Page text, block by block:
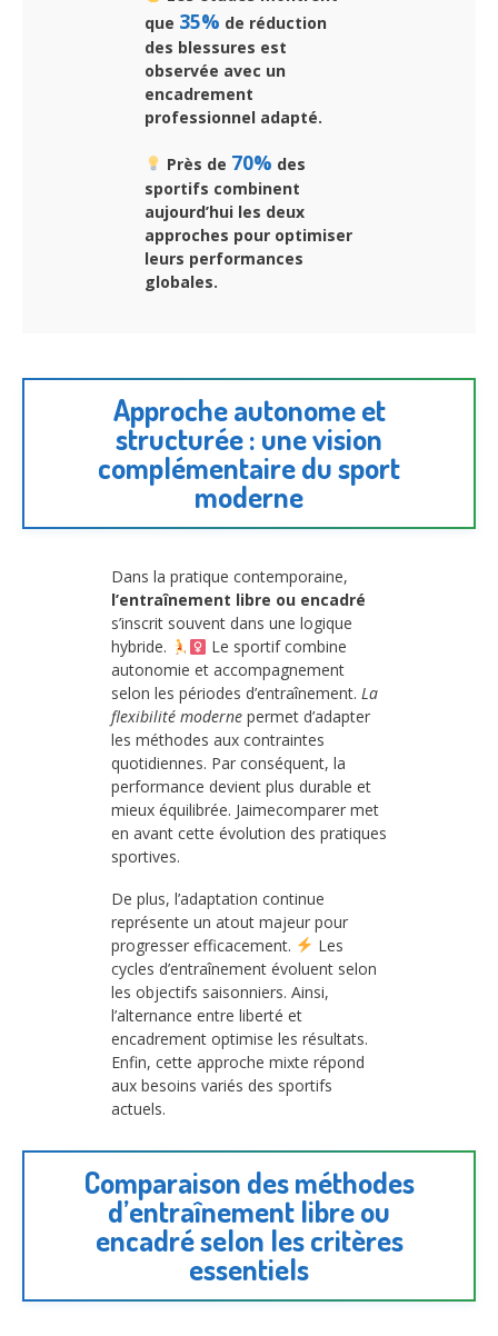
que 35% de réduction
des blessures est
observée avec un
encadrement
professionnel adapté.
Près de 70% des
sportifs combinent
aujourd’hui les deux
approches pour optimiser
leurs performances
globales.
Approche autonome et
structurée : une vision
complémentaire du sport
moderne
Dans la pratique contemporaine,
l’entraînement libre ou encadré
s’inscrit souvent dans une logique
hybride.
Le sportif combine
autonomie et accompagnement
selon les périodes d’entraînement. La
flexibilité moderne permet d’adapter
les méthodes aux contraintes
quotidiennes. Par conséquent, la
performance devient plus durable et
mieux équilibrée. Jaimecomparer met
en avant cette évolution des pratiques
sportives.
De plus, l’adaptation continue
représente un atout majeur pour
progresser efficacement.
Les
cycles d’entraînement évoluent selon
les objectifs saisonniers. Ainsi,
l’alternance entre liberté et
encadrement optimise les résultats.
Enfin, cette approche mixte répond
aux besoins variés des sportifs
actuels.
Comparaison des méthodes
d’entraînement libre ou
encadré selon les critères
essentiels